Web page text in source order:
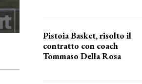
Pistoia Basket, risolto il
contratto con coach
Tommaso Della Rosa